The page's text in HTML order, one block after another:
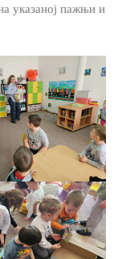
указаној пажњи и